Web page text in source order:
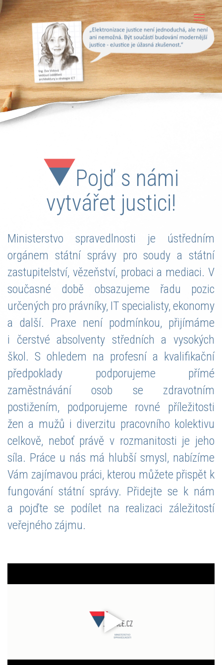
T
o
g
g
l
i
o
n
Pojď s námi
vytvářet justici!
Ministerstvo spravedlnosti je ústředním
orgánem státní správy pro soudy a státní
zastupitelství, vězeňství, probaci a mediaci. V
současné době obsazujeme řadu pozic
určených pro právníky, IT specialisty, ekonomy
a další. Praxe není podmínkou, přijímáme
i čerstvé absolventy středních a vysokých
škol. S ohledem na profesní a kvalifikační
předpoklady podporujeme přímé
zaměstnávání osob se zdravotním
postižením, podporujeme rovné příležitosti
žen a mužů i diverzitu pracovního kolektivu
celkově, neboť právě v rozmanitosti je jeho
síla. Práce u nás má hlubší smysl, nabízíme
Vám zajímavou práci, kterou můžete přispět k
fungování státní správy. Přidejte se k nám
a pojďte se podílet na realizaci záležitostí
veřejného zájmu.